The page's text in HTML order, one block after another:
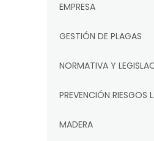
EMPRESA
GESTIÓN DE PLAGAS
NORMATIVA Y
PREVENCIÓN RIESGOS
MADERA